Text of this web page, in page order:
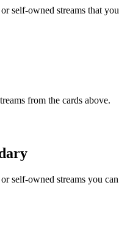
self-owned streams that you
from the cards above.
self-owned streams you can